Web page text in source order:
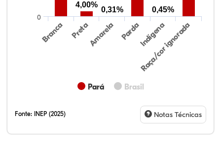
Pará Brasil
Branca PretaAmarela PardaIndígena
Raça/cor ignorada
0
4,00%
0,31% 0,45%
Fonte: INEP (2025) Notas Técnicas